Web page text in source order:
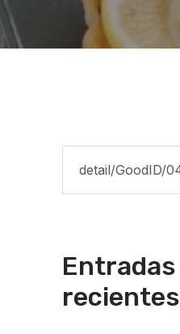
Entradas
recientes